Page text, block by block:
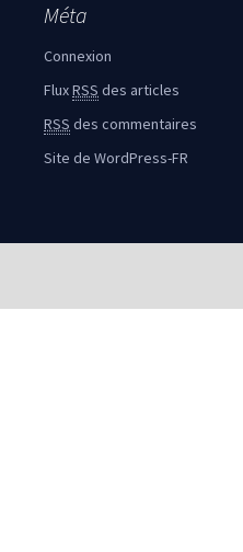
Méta
Connexion
FluxRSS des articles
RSS des commentaires
Site de WordPress-FR